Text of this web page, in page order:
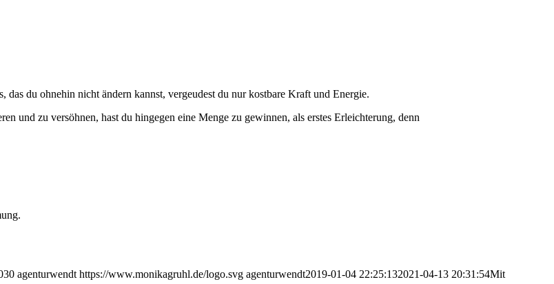
du ohnehin nicht ändern kannst, vergeudest du nur kostbare Kraft und Energie.
und zu versöhnen, hast du hingegen eine Menge zu gewinnen, als erstes Erleichterung, denn
agenturwendt https://www.monikagruhl.de/logo.svg agenturwendt2019-01-04 22:25:132021-04-13 20:31:54Mit